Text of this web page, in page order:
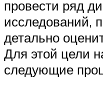
провести ряд
исследований,
детально
Для этой цели
следующие